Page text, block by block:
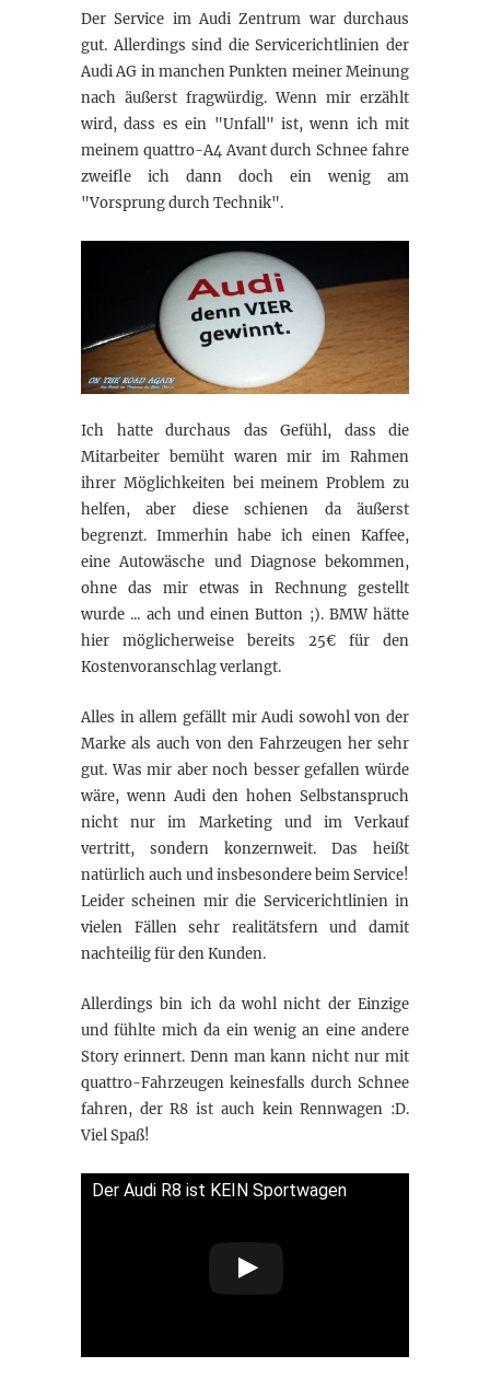
Der Service im Audi Zentrum war durchaus
gut. Allerdings sind die Servicerichtlinien der
Audi AG in manchen Punkten meiner Meinung
nach äußerst fragwürdig. Wenn mir erzählt
wird, dass es ein "Unfall" ist, wenn ich mit
meinem quattro-A4 Avant durch Schnee fahre
zweifle ich dann doch ein wenig am
"Vorsprung durch Technik".
Ich hatte durchaus das Gefühl, dass die
Mitarbeiter bemüht waren mir im Rahmen
ihrer Möglichkeiten bei meinem Problem zu
helfen, aber diese schienen da äußerst
begrenzt. Immerhin habe ich einen Kaffee,
eine Autowäsche und Diagnose bekommen,
ohne das mir etwas in Rechnung gestellt
wurde ... ach und einen Button ;). BMW hätte
hier möglicherweise bereits 25€ für den
Kostenvoranschlag verlangt.
Alles in allem gefällt mir Audi sowohl von der
Marke als auch von den Fahrzeugen her sehr
gut. Was mir aber noch besser gefallen würde
wäre, wenn Audi den hohen Selbstanspruch
nicht nur im Marketing und im Verkauf
vertritt, sondern konzernweit. Das heißt
natürlich auch und insbesondere beim Service!
Leider scheinen mir die Servicerichtlinien in
vielen Fällen sehr realitätsfern und damit
nachteilig für den Kunden.
Allerdings bin ich da wohl nicht der Einzige
und fühlte mich da ein wenig an eine andere
Story erinnert. Denn man kann nicht nur mit
quattro-Fahrzeugen keinesfalls durch Schnee
fahren, der R8 ist auch kein Rennwagen :D.
Viel Spaß!
Der Audi R8 ist KEIN Sportwagen